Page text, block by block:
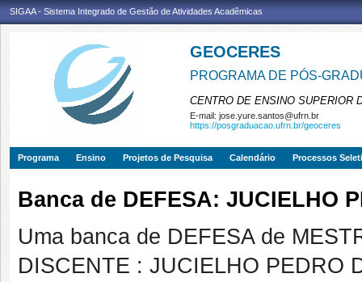
SIGAA - Sistema Integrado de Gestão de Atividades Acadêmicas
GEOCERES
PROGRAMA DE PÓS-
CENTRO DE ENSINO SUPERIOR
E-mail: jose.yure.santos@ufrn.br
https://posgraduacao.ufrn.br/geoceres
Programa Ensino Projetos de Pesquisa Calendário Processos
Banca de DEFESA: JUCIELHO
Uma banca de DEFESA de
DISCENTE : JUCIELHO PEDRO